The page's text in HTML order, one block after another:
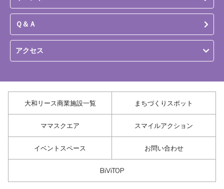
Ｑ＆Ａ
アクセス
大和リース商業施設一覧 まちづくりスポット
ママスクエア スマイルアクション
イベントスペース お問い合わせ
BiViTOP